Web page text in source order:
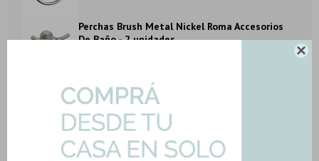

Perchas Brush Metal Nickel Roma Accesorios
De Baño- 2 unidades
Porta Rollo Brush De Baño Metal Nickel Roma
Art: ODS-8116-BN